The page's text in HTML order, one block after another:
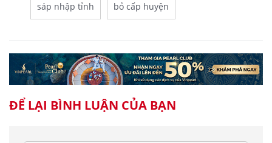
sáp nhập tỉnh bỏ cấp huyện
ĐỂ LẠI BÌNH LUẬN CỦA BẠN